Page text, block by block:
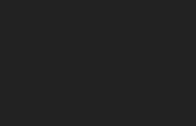
где другие технологии связи